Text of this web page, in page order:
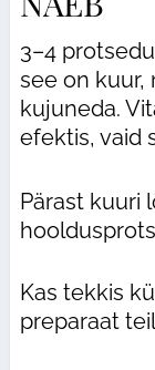
3–4
see on kuur,
kujuneda.
efektis, vaid
Pärast kuuri
Kas tekkis
preparaat